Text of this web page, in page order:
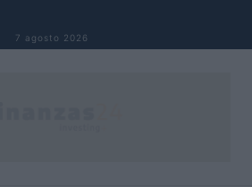
7 agosto 2026